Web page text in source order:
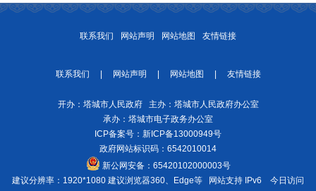
联系我们 网站声明 网站地图 友情链接
联系我们 | 网站声明 | 网站地图 | 友情链接
开办：塔城市人民政府 主办：塔城市人民政府办公室
承办：塔城市电子政务办公室
ICP备案号： 新ICP备13000949号
政府网站标识码：6542010014
新公网安备： 65420102000003号
建议分辨率：1920*1080 建议浏览器360、Edge等 网站支持 IPv6
今日访问